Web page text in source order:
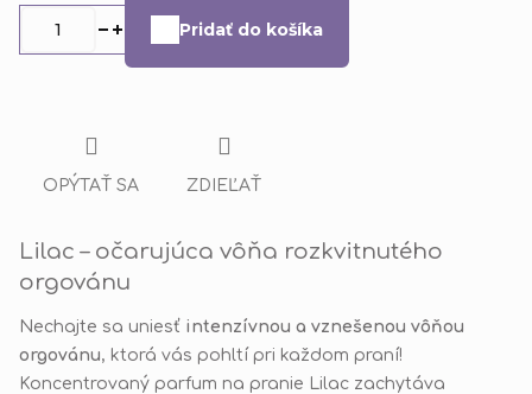
cena:
Pridať do košíka
Lilac – očarujúca vôňa rozkvitnutého
orgovánu
Nechajte sa uniesť intenzívnou a vznešenou vôňou
orgovánu, ktorá vás pohltí pri každom praní!
Koncentrovaný parfum na pranie Lilac zachytáva
OPÝTAŤ SA ZDIEĽAŤ